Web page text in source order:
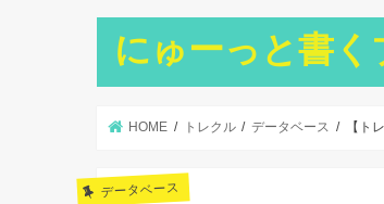
にゅーっと書く
HOME トレクル データベース 【ト
データベース